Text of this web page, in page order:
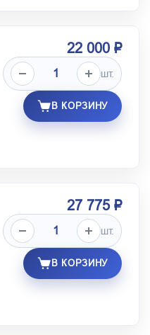
22 000 ₽
шт.
В КОРЗИНУ
27 775 ₽
шт.
В КОРЗИНУ